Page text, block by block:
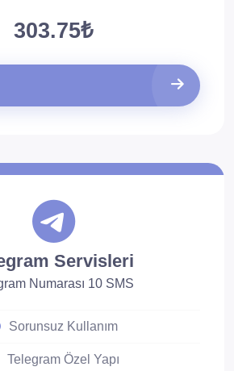
303.75₺
Servisleri
Numarası 10 SMS
Sorunsuz Kullanım
Telegram Özel Yapı